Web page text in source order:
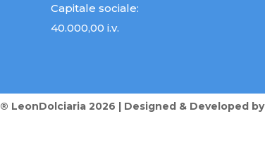
Capitale sociale:
40.000,00 i.v.
® LeonDolciaria 2026 | Designed & Developed by